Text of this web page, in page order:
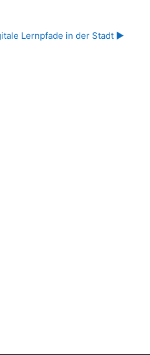
Lernpfade in der Stadt ▶︎